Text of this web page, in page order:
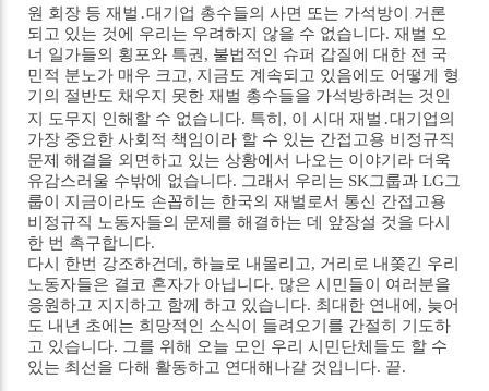
원 회장 등 재벌․대기업 총수들의 사면 또는 가석방이 거론
되고 있는 것에 우리는 우려하지 않을 수 없습니다. 재벌 오
너 일가들의 횡포와 특권, 불법적인 슈퍼 갑질에 대한 전 국
민적 분노가 매우 크고, 지금도 계속되고 있음에도 어떻게 형
기의 절반도 채우지 못한 재벌 총수들을 가석방하려는 것인
지 도무지 인해할 수 없습니다. 특히, 이 시대 재벌․대기업의
가장 중요한 사회적 책임이라 할 수 있는 간접고용 비정규직
문제 해결을 외면하고 있는 상황에서 나오는 이야기라 더욱
유감스러울 수밖에 없습니다. 그래서 우리는 SK그룹과 LG그
룹이 지금이라도 손꼽히는 한국의 재벌로서 통신 간접고용
비정규직 노동자들의 문제를 해결하는 데 앞장설 것을 다시
한 번 촉구합니다.
다시 한번 강조하건데, 하늘로 내몰리고, 거리로 내쫒긴 우리
노동자들은 결코 혼자가 아닙니다. 많은 시민들이 여러분을
응원하고 지지하고 함께 하고 있습니다. 최대한 연내에, 늦어
도 내년 초에는 희망적인 소식이 들려오기를 간절히 기도하
고 있습니다. 그를 위해 오늘 모인 우리 시민단체들도 할 수
있는 최선을 다해 활동하고 연대해나갈 것입니다. 끝.